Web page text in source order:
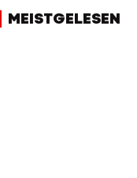
MEISTGELESEN